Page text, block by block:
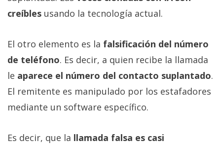
creíbles usando la tecnología actual.
El otro elemento es la falsificación del número
de teléfono. Es decir, a quien recibe la llamada
le aparece el número del contacto suplantado.
El remitente es manipulado por los estafadores
mediante un software específico.
Es decir, que la llamada falsa es casi